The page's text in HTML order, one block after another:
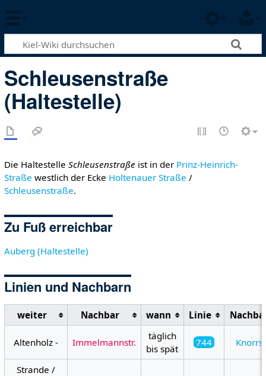
Schleusenstraße
(Haltestelle)
Die Haltestelle Schleusenstraße ist in der Prinz-Heinrich-
Straße westlich der Ecke Holtenauer Straße /
Schleusenstraße.
Zu Fuß erreichbar
Auberg (Haltestelle)
Linien und Nachbarn
weiter Nachbar wann Linie
Altenholz - Immelmannstr.
täglich
bis spät
744
Strande /